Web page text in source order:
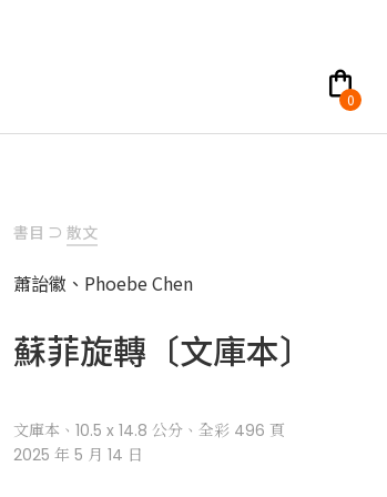
shopping_bag
0
書目 ⊃ 散文
蕭詒徽、 Phoebe Chen
蘇菲旋轉〔文庫本〕
文庫本、10.5 x 14.8 公分、全彩 496 頁
2025 年 5 月 14 日